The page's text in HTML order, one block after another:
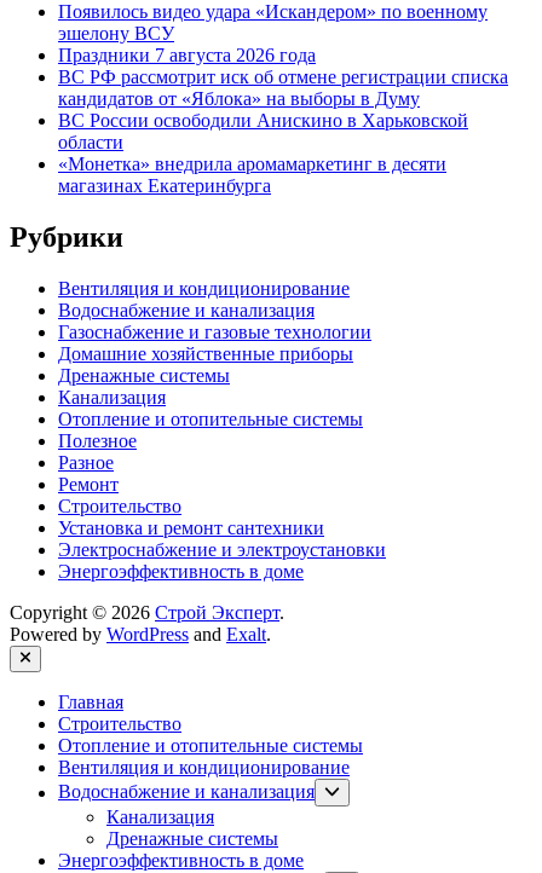
Появилось видео удара «Искандером» по военному
эшелону ВСУ
Праздники 7 августа 2026 года
ВС РФ рассмотрит иск об отмене регистрации списка
кандидатов от «Яблока» на выборы в Думу
ВС России освободили Анискино в Харьковской
области
«Монетка» внедрила аромамаркетинг в десяти
магазинах Екатеринбурга
Рубрики
Вентиляция и кондиционирование
Водоснабжение и канализация
Газоснабжение и газовые технологии
Домашние хозяйственные приборы
Дренажные системы
Канализация
Отопление и отопительные системы
Полезное
Разное
Ремонт
Строительство
Установка и ремонт сантехники
Электроснабжение и электроустановки
Энергоэффективность в доме
Copyright © 2026 Строй Эксперт.
Powered by WordPress and Exalt.
Close
Главная
Строительство
Отопление и отопительные системы
Вентиляция и кондиционирование
Водоснабжение и канализация
Show
sub
Канализация
Дренажные системы
Энергоэффективность в доме